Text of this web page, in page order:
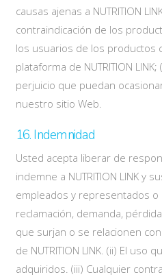
causas ajenas a NUTRITION
contraindicación de los
los usuarios de los productos
plataforma de NUTRITION
perjuicio que puedan
nuestro sitio Web.
16. Indemnidad
Usted acepta liberar de
indemne a NUTRITION LINK y
empleados y representados o
reclamación, demanda,
que surjan o se relacionen
de NUTRITION LINK. (ii) El uso
adquiridos. (iii) Cualquier